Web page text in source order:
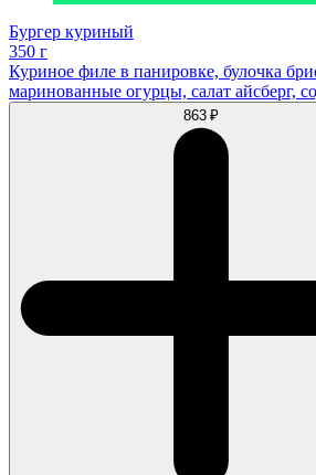
Бургер куриный
350 г
Куриное филе в панировке, булочка
маринованные огурцы, салат айсберг,
863 ₽